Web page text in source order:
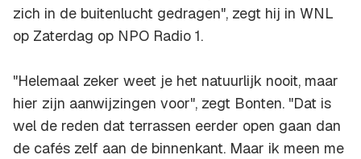
zich in de buitenlucht gedragen", zegt hij in WNL
op Zaterdag op NPO Radio 1.
"Helemaal zeker weet je het natuurlijk nooit, maar
hier zijn aanwijzingen voor", zegt Bonten. "Dat is
wel de reden dat terrassen eerder open gaan dan
de cafés zelf aan de binnenkant. Maar ik meen me